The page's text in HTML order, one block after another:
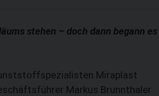
stehen – doch dann begann es
Miraplast
Markus Brunn­thaler